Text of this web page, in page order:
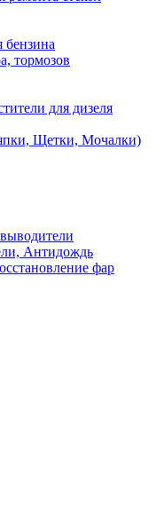
бензина
тормозов
для дизеля
Щетки, Мочалки)
Антидождь
фар